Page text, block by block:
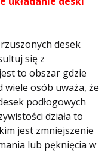
desek
się z
to obszar gdzie
wiele osób uważa, że
podłogowych
działa to
jest zmniejszenie
lub pęknięcia w